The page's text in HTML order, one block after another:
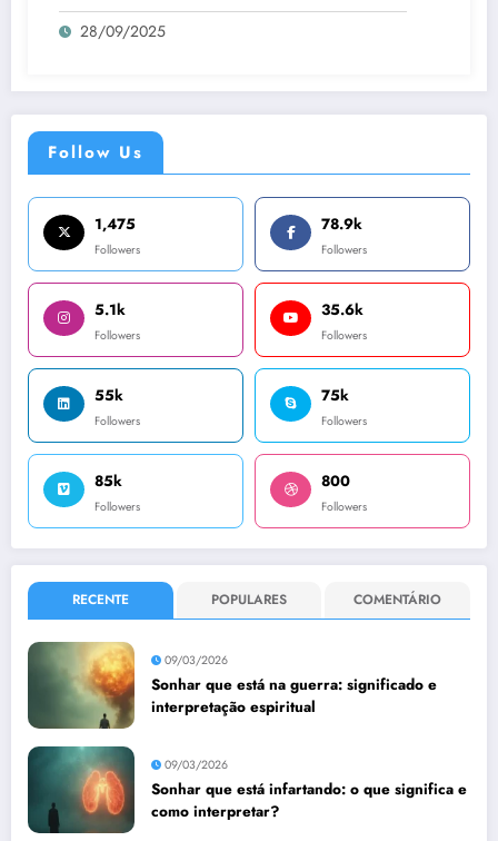
28/09/2025
Follow Us
1,475
Followers
78.9k
Followers
5.1k
Followers
35.6k
Followers
55k
Followers
75k
Followers
85k
Followers
800
Followers
RECENTE POPULARES COMENTÁRIO
09/03/2026
Sonhar que está na guerra: significado e
interpretação espiritual
09/03/2026
Sonhar que está infartando: o que significa e
como interpretar?